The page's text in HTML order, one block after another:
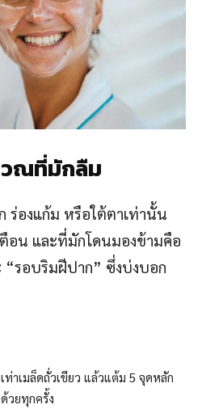
วณที่มักลืม
ร่องแก้ม หรือใต้ตาเท่านั้น
อน และที่มักโดนมองข้ามคือ
“รอบริมฝีปาก” ซึ่งบ่งบอก
าเมล็ดถั่วเขียว แล้วแต้ม 5 จุดหลัก
วยทุกครั้ง